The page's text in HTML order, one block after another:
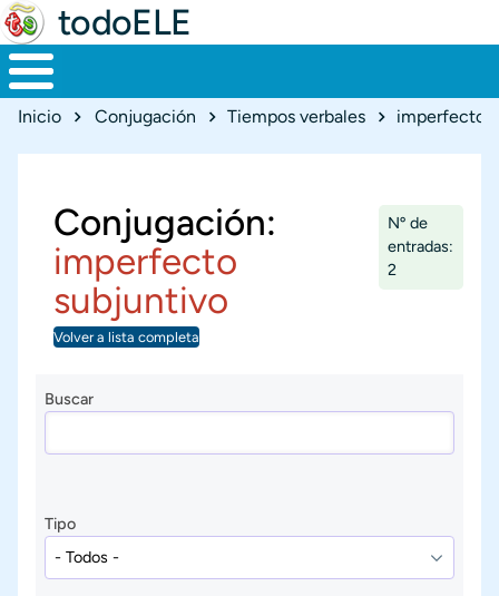
todoELE
Ruta de navegación
Inicio Conjugación Tiempos verbales imperfecto
Conjugación:
imperfecto
subjuntivo
Nº de
entradas:
2
Volver a lista completa
Buscar
Tipo